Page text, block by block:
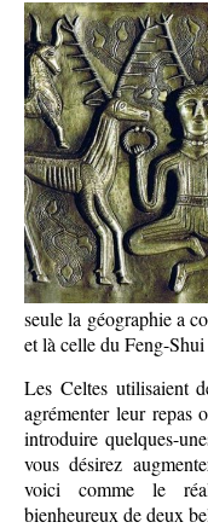
seule la géographie a
et là celle du Feng-
Les Celtes utilisaient
agrémenter leur repas
introduire quelques-
vous désirez
voici comme le
bienheureux de deux